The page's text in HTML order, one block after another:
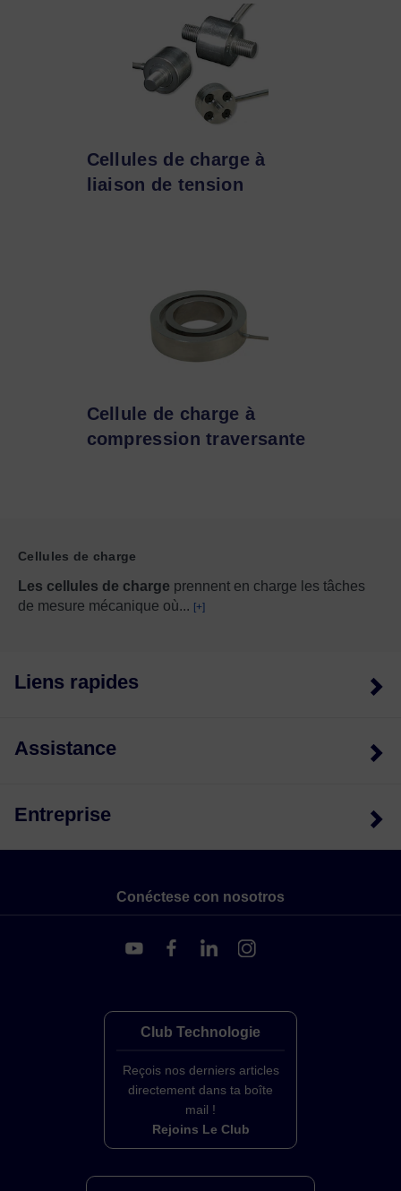
Cellules de charge à
liaison de tension
Cellule de charge à
compression traversante
Cellules de charge
Les cellules de charge prennent en charge les tâches
de mesure mécanique où... [+]
Liens rapides
Assistance
Entreprise
Conéctese con nosotros
Club Technologie
Reçois nos derniers articles
directement dans ta boîte
mail !
Rejoins Le Club